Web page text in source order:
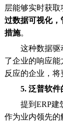
层能够实时获取
过数据可视化
措施。
这种数据驱动
了企业的响应
反应的企业，将
5. 泛普软件
提到ERP建筑
作为业内领先